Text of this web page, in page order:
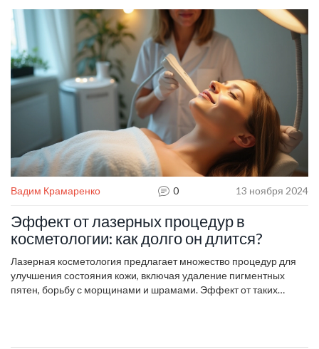
Вадим Крамаренко 0 13 ноября 2024
Эффект от лазерных процедур в
косметологии: как долго он длится?
Лазерная косметология предлагает множество процедур для
улучшения состояния кожи, включая удаление пигментных
пятен, борьбу с морщинами и шрамами. Эффект от таких